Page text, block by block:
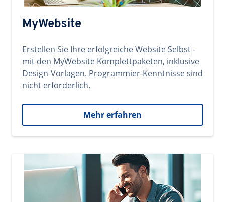
MyWebsite
Erstellen Sie Ihre erfolgreiche Website Selbst -
mit den MyWebsite Komplettpaketen, inklusive
Design-Vorlagen. Programmier-Kenntnisse sind
nicht erforderlich.
Mehr erfahren